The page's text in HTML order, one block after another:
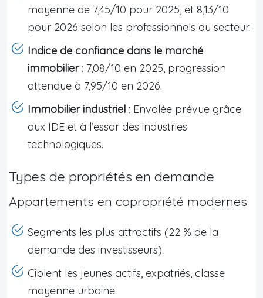
moyenne de 7,45/10 pour 2025, et 8,13/10
pour 2026 selon les professionnels du secteur.
Indice de confiance dans le marché
immobilier: 7,08/10 en 2025, progression
attendue à 7,95/10 en 2026.
Immobilier industriel : Envolée prévue grâce
aux IDE et à l’essor des industries
technologiques.
Types de propriétés en demande
Appartements en copropriété modernes
Segments les plus attractifs (22 % de la
demande des investisseurs).
Ciblent les jeunes actifs, expatriés, classe
moyenne urbaine.